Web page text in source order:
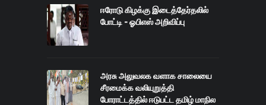
ஈரோடு கிழக்கு இடைத்தேர்தலில்
போட்டி - ஓபிஎஸ் அறிவிப்பு
அரசு அலுவலக வளாக சாலையை
சீரமைக்க வலியுறுத்தி
போராட்டத்தில் ஈடுபட்ட தமிழ் மாநில